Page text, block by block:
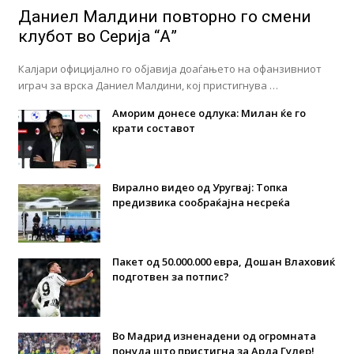
Даниел Малдини повторно го смени
клубот во Серија “А”
Калјари официјално го објавија доаѓањето на офанзивниот
играч за врска Даниел Малдини, кој пристигнува …
Аморим донесе одлука: Милан ќе го
крати составот
Вирално видео од Уругвај: Топка
предизвика сообраќајна несреќа
Пакет од 50.000.000 евра, Дошан Влаховиќ
подготвен за потпис?
Во Мадрид изненадени од огромната
понуда што пристигна за Арда Гулер!